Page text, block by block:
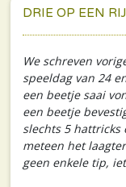
DRIE OP EEN
We schreven
speeldag van 24
een beetje saai
een beetje
slechts 5 hattricks
meteen het
geen enkele tip,